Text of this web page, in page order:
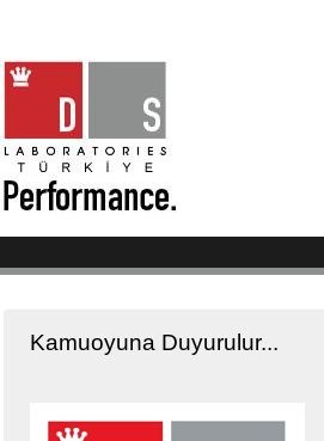
Kamuoyuna Duyurulur...